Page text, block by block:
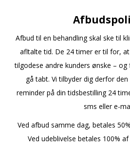
Afbud til en behandling skal ske til
afltalte tid. De 24 timer er til for,
tilgodese andre kunders ønske –
gå tabt. Vi tilbyder dig derfor
reminder på din tidsbestilling 24
sms eller e-
Ved afbud samme dag, betales
Ved udeblivelse betales 100%